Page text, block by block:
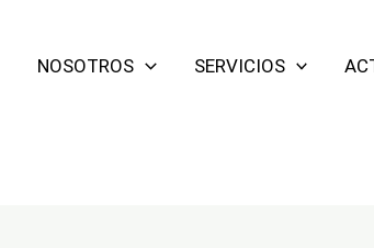
NOSOTROS SERVICIOS